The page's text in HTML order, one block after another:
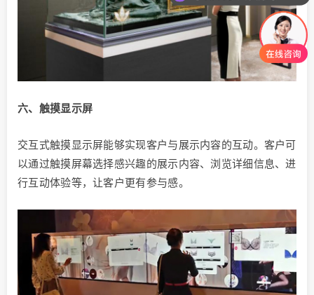
六、触摸显示屏
交互式触摸显示屏能够实现客户与展示内容的互动。客户可
以通过触摸屏幕选择感兴趣的展示内容、浏览详细信息、进
行互动体验等，让客户更有参与感。